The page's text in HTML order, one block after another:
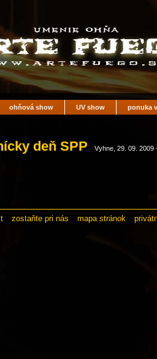
ohňová show UV show ponuka
deň SPP Vyhne, 29. 09. 2009
zostaňte pri nás mapa stránok